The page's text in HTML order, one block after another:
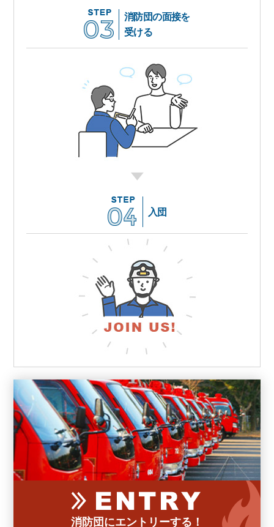
消防団の面接を
受ける
入団
消防団にエントリーする！